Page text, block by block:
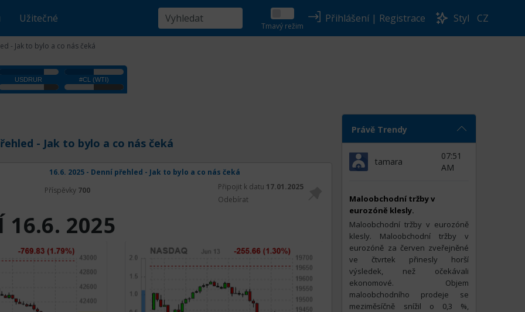
Užitečné
Tmavý režim
Přihlášení| Registrace Styl CZ
- Jak to bylo a co nás čeká
- Jak to bylo a co nás čeká
16.6. 2025 - Denní přehled - Jak to bylo a co nás čeká
Příspěvky 700 Připojit k datu 17.01.2025
Odebírat
16.6. 2025
Právě Trendy
tamara
07:51
AM
Maloobchodní tržby v
eurozóně klesly.
Maloobchodní tržby v eurozóně
klesly. Maloobchodní tržby v
eurozóně za červen zveřejněné
ve čtvrtek přinesly horší
výsledek, než očekávali
ekonomové. Objem
maloobchodního prodeje se
meziměsíčně snížil o 0,3 %,